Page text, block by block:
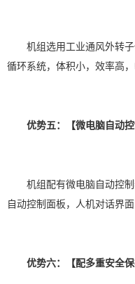
机组选用工业通风外转子
循环系统，体积小，效率高，
优势五：【微电脑自动控
机组配有微电脑自动控制
自动控制面板，人机对话界
优势六：【配多重安全保